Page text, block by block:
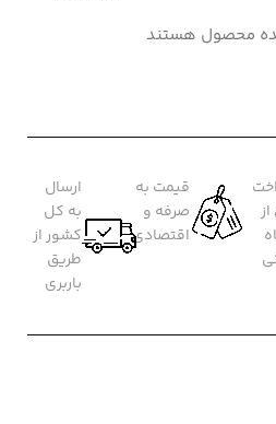
محصول هستند
قیمت به
صرفه و
اقتصادی
ارسال
به کل
کشور از
طریق
باربری